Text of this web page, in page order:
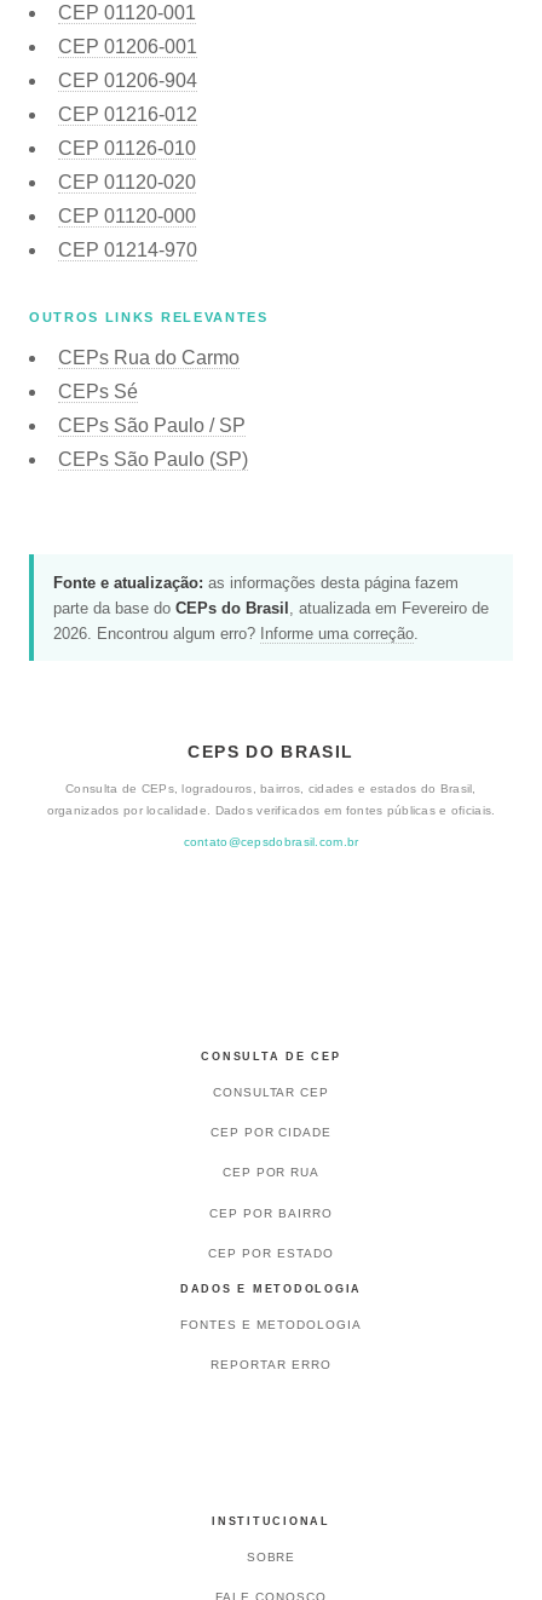
CEP 01120-001
CEP 01206-001
CEP 01206-904
CEP 01216-012
CEP 01126-010
CEP 01120-020
CEP 01120-000
CEP 01214-970
OUTROS LINKS RELEVANTES
CEPs Rua do Carmo
CEPs Sé
CEPs São Paulo / SP
CEPs São Paulo (SP)
Fonte e atualização: as informações desta página fazem
parte da base do CEPs do Brasil , atualizada em Fevereiro de
2026. Encontrou algum erro? Informe uma correção
CEPS DO BRASIL
Consulta de CEPs, logradouros, bairros, cidades e estados do Brasil,
organizados por localidade. Dados verificados em fontes públicas e oficiais.
contato@cepsdobrasil.com.br
CONSULTA DE CEP
CONSULTAR CEP
CEP POR CIDADE
CEP POR RUA
CEP POR BAIRRO
CEP POR ESTADO
DADOS E METODOLOGIA
FONTES E METODOLOGIA
REPORTAR ERRO
INSTITUCIONAL
SOBRE
FALE CONOSCO